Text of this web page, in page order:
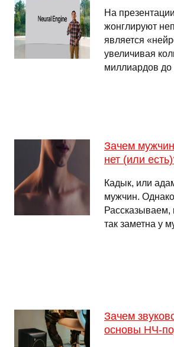
На
жонглируют
является
увеличивая
миллиардов до
Зачем
нет (или
Кадык, или
мужчин.
Рассказываем,
так заметна у
Зачем
основы НЧ-